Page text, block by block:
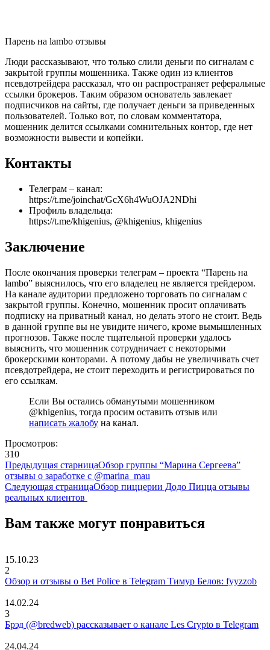
Парень на lambo отзывы
Люди рассказывают, что только слили деньги по сигналам с
закрытой группы мошенника. Также один из клиентов
псевдотрейдера рассказал, что он распространяет реферальные
ссылки брокеров. Таким образом основатель завлекает
подписчиков на сайты, где получает деньги за приведенных
пользователей. Только вот, по словам комментатора,
мошенник делится ссылками сомнительных контор, где нет
возможности вывести и копейки.
Контакты
Телеграм – канал:
https://t.me/joinchat/GcX6h4WuOJA2NDhi
Профиль владельца:
https://t.me/khigenius, @khigenius, khigenius
Заключение
После окончания проверки телеграм – проекта “Парень на
lambo” выяснилось, что его владелец не является трейдером.
На канале аудитории предложено торговать по сигналам с
закрытой группы. Конечно, мошенник просит оплачивать
подписку на приватный канал, но делать этого не стоит. Ведь
в данной группе вы не увидите ничего, кроме вымышленных
прогнозов. Также после тщательной проверки удалось
выяснить, что мошенник сотрудничает с некоторыми
брокерскими конторами. А потому дабы не увеличивать счет
псевдотрейдера, не стоит переходить и регистрироваться по
его ссылкам.
Если Вы остались обманутыми мошенником
@khigenius, тогда просим оставить отзыв или
написать жалобу на канал.
Просмотров:
310
Предыдущая старницаОбзор группы “Марина Сергеева”
отзывы о заработке с @marina_mau
Следующая страницаОбзор пиццерии Додо Пицца отзывы
реальных клиентов
Вам также могут понравиться
15.10.23
2
Обзор и отзывы о Bet Police в Telegram Тимур Белов: fyyzzob
14.02.24
3
Брэд (@bredweb) рассказывает о канале Les Crypto в Telegram
24.04.24